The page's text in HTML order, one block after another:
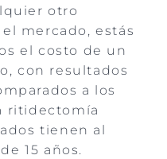
otro
mercado, estás
el costo de un
con resultados
a los
ritidectomía
tienen al
15 años.